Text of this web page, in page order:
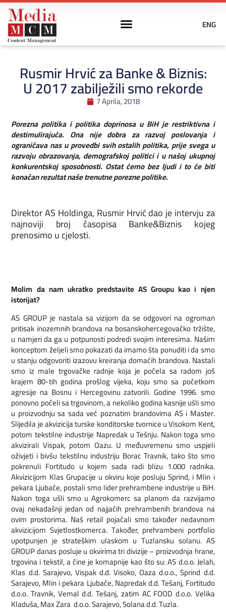
ENG
Rusmir Hrvić za Banke & Biznis:
U 2017 zabilježili smo rekorde
7 Aprila, 2018
Porezna politika i politika doprinosa u BiH je restriktivna i
destimulirajuća. Ona nije dobra za razvoj poslovanja i
ograničava nas u provedbi svih ostalih politika, prije svega u
razvoju obrazovanja, demografskoj politici i u našoj ukupnoj
konkurentskoj sposobnosti. Ostat ćemo bez ljudi i to će biti
konačan rezultat naše trenutne porezne politike.
Direktor AS Holdinga, Rusmir Hrvić dao je intervju za
najnoviji broj časopisa Banke&Biznis kojeg
prenosimo u cjelosti.
Molim da nam ukratko predstavite AS Groupu kao i njen
istorijat?
AS GROUP je nastala sa vizijom da se odgovori na ogroman
pritisak inozemnih brandova na bosanskohercegovačko tržište,
u namjeri da ga u potpunosti podredi svojim interesima. Našim
konceptom željeli smo pokazati da imamo šta ponuditi i da smo
u stanju odgovoriti izazovu kreiranja domaćih brandova. Nastali
smo iz male trgovačke radnje koja je počela sa radom još
krajem 80-tih godina prošlog vijeka, koju smo sa početkom
agresije na Bosnu i Hercegovinu zatvorili. Godine 1996. smo
ponovno počeli sa trgovinom, a nekoliko godina kasnije ušli smo
u proizvodnju sa sada već poznatim brandovima AS i Master.
Slijedila je akvizicija turske konditorske tvornice u Visokom Kent,
potom tekstilne industrije Napredak u Tešnju. Nakon toga smo
akvizirali Vispak, potom Oazu. U međuvremenu smo uspjeli
oživjeti i bivšu tekstilnu industriju Borac Travnik, tako što smo
pokrenuli Fortitudo u kojem sada radi blizu 1.000 radnika.
Akvizicijom Klas Grupacije u okviru koje posluju Sprind, i Mlin i
pekara Ljubače, postali smo lider prehrambene industrije u BiH.
Nakon toga ušli smo u Agrokomerc sa planom da razvijamo
ovaj nekadašnji jedan od najjačih prehrambenih brandova na
ovim prostorima. Naš retail pojačali smo također nedavnom
akvizicijom Svjetlostkomerca. Također, prehrambeni portfolio
upotpunjen je strateškim ulaskom u Tuzlansku solanu. AS
GROUP danas posluje u okvirima tri divizije – proizvodnja hrane,
trgovina i tekstil, a čine je komapnije kao što su: AS d.o.o. Jelah,
Klas d.d. Sarajevo, Vispak d.d. Visoko, Oaza d.o.o., Sprind d.d.
Sarajevo, Mlin i pekara Ljubače, Napredak d.d. Tešanj, Fortitudo
d.o.o. Travnik, Vemal d.d. Tešanj, zatim AC FOOD d.o.o. Velika
Kladuša, Max Zara d.o.o. Sarajevo, Solana d.d. Tuzla.